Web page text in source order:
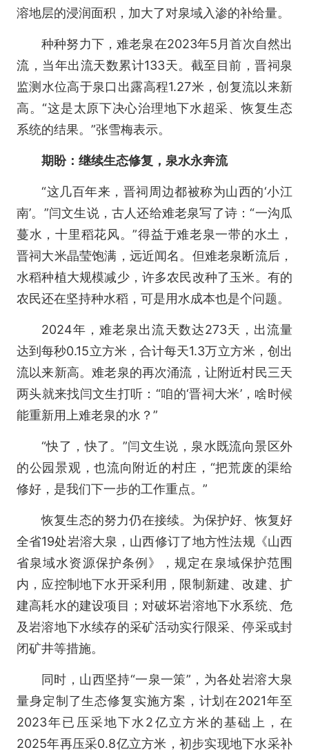
溶地层的浸润面积，加大了对泉域入渗的补给量。
种种努力下，难老泉在2023年5月首次自然出
流，当年出流天数累计133天。截至目前，晋祠泉
监测水位高于泉口出露高程1.27米，创复流以来新
高。“这是太原下决心治理地下水超采、恢复生态
系统的结果。”张雪梅表示。
期盼：继续生态修复，泉水永奔流
“这几百年来，晋祠周边都被称为山西的‘小江
南’。”闫文生说，古人还给难老泉写了诗：“一沟瓜
蔓水，十里稻花风。”得益于难老泉一带的水土，
晋祠大米晶莹饱满，远近闻名。但难老泉断流后，
水稻种植大规模减少，许多农民改种了玉米。有的
农民还在坚持种水稻，可是用水成本也是个问题。
2024年，难老泉出流天数达273天，出流量
达到每秒0.15立方米，合计每天1.3万立方米，创出
流以来新高。难老泉的再次涌流，让附近村民三天
两头就来找闫文生打听：“咱的‘晋祠大米’，啥时候
能重新用上难老泉的水？”
“快了，快了。”闫文生说，泉水既流向景区外
的公园景观，也流向附近的村庄，“把荒废的渠给
修好，是我们下一步的工作重点。”
恢复生态的努力仍在接续。为保护好、恢复好
全省19处岩溶大泉，山西修订了地方性法规《山西
省泉域水资源保护条例》，规定在泉域保护范围
内，应控制地下水开采利用，限制新建、改建、扩
建高耗水的建设项目；对破坏岩溶地下水系统、危
及岩溶地下水续存的采矿活动实行限采、停采或封
闭矿井等措施。
同时，山西坚持“一泉一策”，为各处岩溶大泉
量身定制了生态修复实施方案，计划在2021年至
2023年已压采地下水2亿立方米的基础上，在
2025年再压采0.8亿立方米，初步实现地下水采补